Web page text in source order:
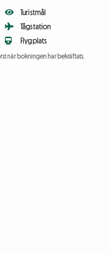
Turistmål
Tågstation
Flygplats
när bokningen har bekräftats.